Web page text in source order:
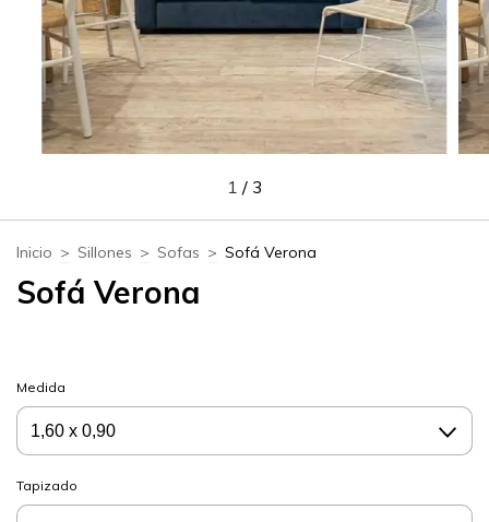
1 / 3
Inicio > Sillones > Sofas > Sofá Verona
Sofá Verona
Medida
Tapizado